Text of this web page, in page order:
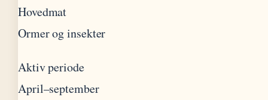
Hovedmat
Ormer og insekter
Aktiv periode
April–september